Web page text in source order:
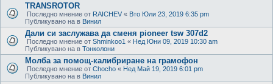
TRANSROTOR
Последно мнение от RAICHEV « Вто Юли 23, 2019 6:35 pm
Публикувано на в Винил
Дали си заслужава да сменя pioneer tsw 307d2
Последно мнение от Shminkoo1 « Нед Юни 09, 2019 10:30 am
Публикувано на в Тонколони
Молба за помощ-калибриране на грамофон
Последно мнение от Chocho « Нед Май 19, 2019 6:01 pm
Публикувано на в Винил